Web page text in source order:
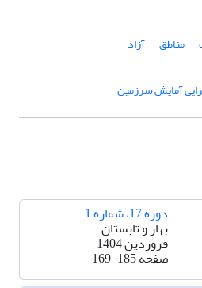
مناطق
آزاد
آمایش سرزمین
دوره 17، شماره 1
بهار و تابستان
فروردین 1404
صفحه169-185